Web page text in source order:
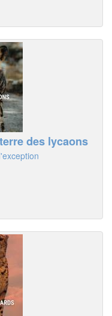
des lycaons